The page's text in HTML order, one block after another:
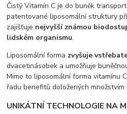
Čistý Vitamín C je do buněk
patentované liposomální struktury
zajišťuje nejvyšší známou
lidském organismu.
Liposomální forma zvyšuje
dvacetinásobek a umožňuje
Mimo to liposomální forma vitamínu
řadu benefitů doložených množstvím
UNIKÁTNÍ TECHNOLOGIE NA